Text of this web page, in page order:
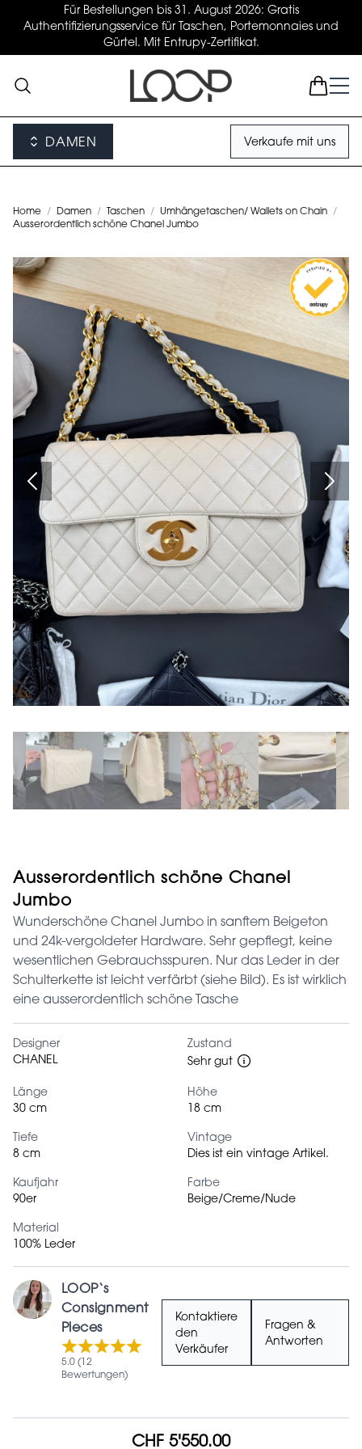
Für Bestellungen bis 31. August 2026: Gratis
Authentifizierungsservice für Taschen, Portemonnaies und
Gürtel. Mit Entrupy-Zertifikat.
DAMEN Verkaufe mit uns
Home / Damen / Taschen / Umhängetaschen/ Wallets on Chain
/
Ausserordentlich schöne Chanel Jumbo
Ausserordentlich schöne Chanel
Jumbo
Wunderschöne Chanel Jumbo in sanftem Beigeton
und 24k-vergoldeter Hardware. Sehr gepflegt, keine
wesentlichen Gebrauchsspuren. Nur das Leder in der
Schulterkette ist leicht verfärbt (siehe Bild). Es ist wirklich
eine ausserordentlich schöne Tasche
Designer
CHANEL
Zustand
Sehr gut
Länge
30 cm
Höhe
18 cm
Tiefe
8 cm
Vintage
Dies ist ein vintage Artikel.
Kaufjahr
90er
Farbe
Beige/Creme/Nude
Material
100% Leder
LOOP‘s
Consignment
Pieces
5.0 (12
Bewertungen)
Kontaktiere
den
Verkäufer
Fragen &
Antworten
CHF 5'550.00